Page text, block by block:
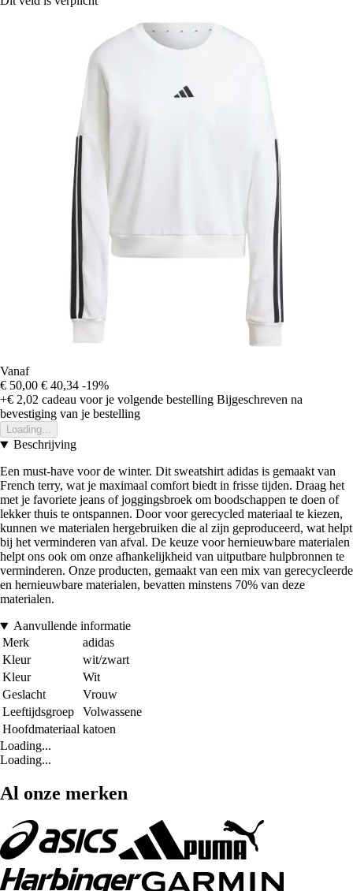
Vanaf
€ 50,00 € 40,34 -19%
+€ 2,02 cadeau voor je volgende bestelling Bijgeschreven na
bevestiging van je bestelling
Loading...
Beschrijving
Een must-have voor de winter. Dit sweatshirt adidas is gemaakt van
French terry, wat je maximaal comfort biedt in frisse tijden. Draag het
met je favoriete jeans of joggingsbroek om boodschappen te doen of
lekker thuis te ontspannen. Door voor gerecycled materiaal te kiezen,
kunnen we materialen hergebruiken die al zijn geproduceerd, wat helpt
bij het verminderen van afval. De keuze voor hernieuwbare materialen
helpt ons ook om onze afhankelijkheid van uitputbare hulpbronnen te
verminderen. Onze producten, gemaakt van een mix van gerecycleerde
en hernieuwbare materialen, bevatten minstens 70% van deze
materialen.
Aanvullende informatie
Merk
adidas
Kleur
wit/zwart
Kleur
Wit
Geslacht
Vrouw
Leeftijdsgroep
Volwassene
Hoofdmateriaal katoen
Loading...
Loading...
Al onze merken